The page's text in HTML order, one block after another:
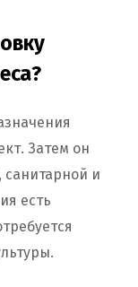
Затем он
санитарной и
есть